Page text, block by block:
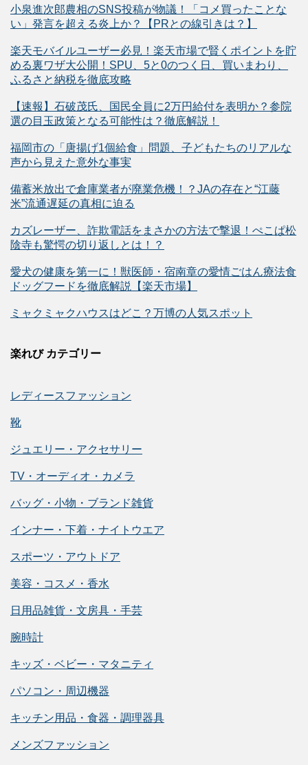
小泉進次郎農相のSNS投稿が物議！「コメ買ったことな
い」発言を超える炎上か？【PRとの線引きは？】
楽天モバイルユーザー必見！楽天市場で賢くポイントを貯
める裏ワザ大公開！SPU、5と0のつく日、買いまわり、
ふるさと納税を徹底攻略
【速報】石破茂氏、国民全員に2万円給付を表明か？参院
選の目玉政策となる可能性は？徹底解説！
福岡市の「唐揚げ1個給食」問題、子どもたちのリアルな
声から見えた意外な事実
備蓄米放出で倉庫業者が廃業危機！？JAの存在と“江藤
米”流通遅延の真相に迫る
カズレーザー、詐欺電話をまさかの方法で撃退！ぺこぱ松
陰寺も驚愕の切り返しとは！？
愛犬の健康を第一に！獣医師・宿南章の愛情ごはん療法食
ドッグフードを徹底解説【楽天市場】
ミャクミャクハウスはどこ？万博の人気スポット
楽れび カテゴリー
レディースファッション
靴
ジュエリー・アクセサリー
TV・オーディオ・カメラ
バッグ・小物・ブランド雑貨
インナー・下着・ナイトウエア
スポーツ・アウトドア
美容・コスメ・香水
日用品雑貨・文房具・手芸
腕時計
キッズ・ベビー・マタニティ
パソコン・周辺機器
キッチン用品・食器・調理器具
メンズファッション